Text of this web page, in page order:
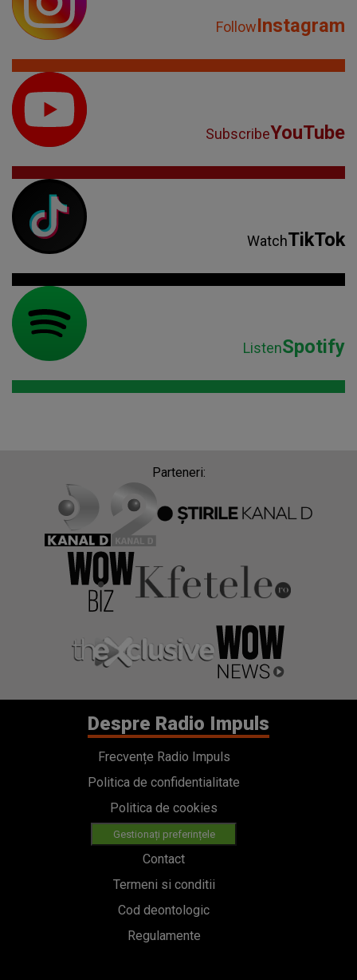
FollowInstagram
SubscribeYouTube
WatchTikTok
ListenSpotify
Parteneri:
Despre Radio Impuls
Frecvențe Radio Impuls
Politica de confidentialitate
Politica de cookies
Gestionați preferințele
Contact
Termeni si conditii
Cod deontologic
Regulamente